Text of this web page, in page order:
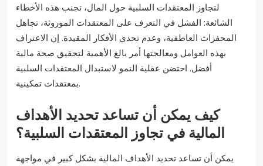
لتجاوز المعتقدات السلبية حول المال، تجنب هذه الأخطاء
الشائعة: الفشل في التعرف على المعتقدات الموروثة، تجاهل
المحفزات العاطفية، وعدم تحدي الأفكار المقيدة. إن الاعتراف
بهذه العوامل ومعالجتها أمر بالغ الأهمية لتحقيق صحة مالية
أفضل. احتضن عقلية النمو لاستبدال المعتقدات السلبية
بمعتقدات تمكينية.
كيف يمكن أن تساعد تحديد الأهداف
المالية في تجاوز المعتقدات السلبية؟
يمكن أن تساعد تحديد الأهداف المالية بشكل كبير في مواجهة